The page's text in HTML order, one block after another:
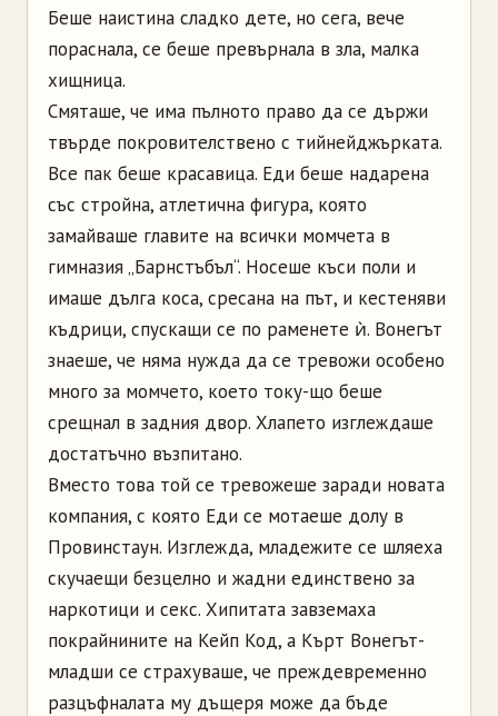
Беше наистина сладко дете, но сега, вече
пораснала, се беше превърнала в зла, малка
хищница.
Смяташе, че има пълното право да се държи
твърде покровителствено с тийнейджърката.
Все пак беше красавица. Еди беше надарена
със стройна, атлетична фигура, която
замайваше главите на всички момчета в
гимназия „Барнстъбъл“. Носеше къси поли и
имаше дълга коса, сресана на път, и кестеняви
къдрици, спускащи се по раменете ѝ. Вонегът
знаеше, че няма нужда да се тревожи особено
много за момчето, което току-що беше
срещнал в задния двор. Хлапето изглеждаше
достатъчно възпитано.
Вместо това той се тревожеше заради новата
компания, с която Еди се мотаеше долу в
Провинстаун. Изглежда, младежите се шляеха
скучаещи безцелно и жадни единствено за
наркотици и секс. Хипитата завземаха
покрайнините на Кейп Код, а Кърт Вонегът-
младши се страхуваше, че преждевременно
разцъфналата му дъщеря може да бъде